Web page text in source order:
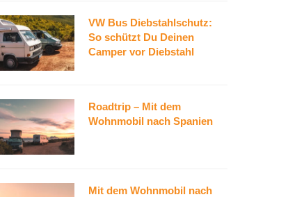
VW Bus Diebstahlschutz:
So schützt Du Deinen
Camper vor Diebstahl
Roadtrip – Mit dem
Wohnmobil nach Spanien
Mit dem Wohnmobil nach